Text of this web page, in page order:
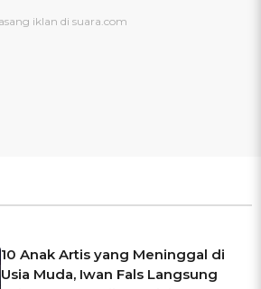
10 Anak Artis yang Meninggal di
Usia Muda, Iwan Fals Langsung